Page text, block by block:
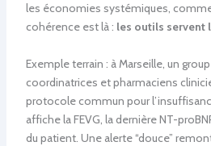
les économies systémiques,
cohérence est là : les outils servent
Exemple terrain : à Marseille, un
coordinatrices et pharmaciens
protocole commun pour
affiche la FEVG, la dernière NT-
du patient. Une alerte “douce”